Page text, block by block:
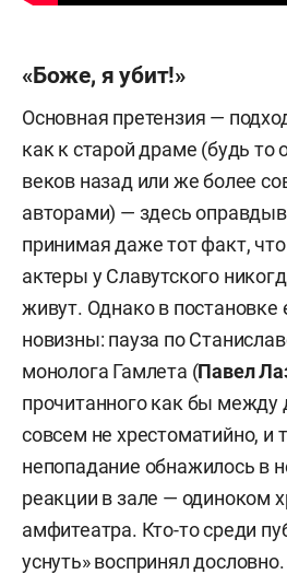
«Боже, я убит!»
Основная претензия —
как к старой драме (будь то
веков назад или же более
авторами) — здесь
принимая даже тот факт,
актеры у Славутского
живут. Однако в постановке
новизны: пауза по
монолога Гамлета (Павел
прочитанного как бы между
совсем не хрестоматийно, и
непопадание обнажилось в
реакции в зале — одиноком
амфитеатра. Кто-то среди
уснуть» воспринял дословно.